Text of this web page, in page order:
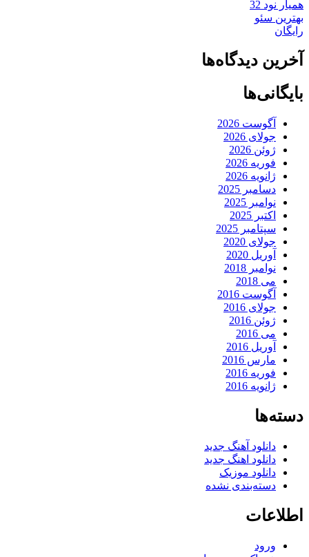
همیار نود 32
بهترین سئو
رایگان
آخرین دیدگاه‌ها
بایگانی‌ها
آگوست 2026
جولای 2026
ژوئن 2026
فوریه 2026
ژانویه 2026
دسامبر 2025
نوامبر 2025
اکتبر 2025
سپتامبر 2025
جولای 2020
آوریل 2020
نوامبر 2018
می 2018
آگوست 2016
جولای 2016
ژوئن 2016
می 2016
آوریل 2016
مارس 2016
فوریه 2016
ژانویه 2016
دسته‌ها
دانلود آهنگ جدید
دانلود اهنگ جدید
دانلود موزیک
دسته‌بندی نشده
اطلاعات
ورود